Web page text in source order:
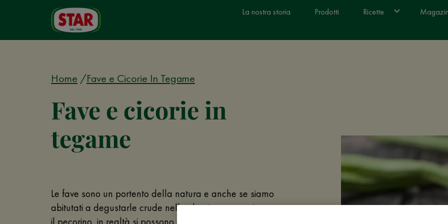
La nostra storia Prodotti Ricette
Home Fave e Cicorie In Tegame
Fave e cicorie in
tegame
Le fave sono un portento della natura e anche se siamo
abitutati a degustarle crude nella classica accoppiata con